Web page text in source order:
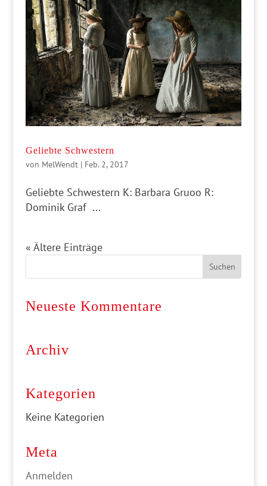
Geliebte Schwestern
von MelWendt| Feb. 2, 2017
Geliebte Schwestern K: Barbara Gruoo R:
Dominik Graf ...
« Ältere Einträge
Neueste Kommentare
Archiv
Kategorien
Keine Kategorien
Meta
Anmelden